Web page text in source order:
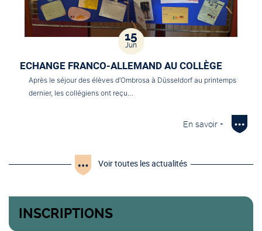
15
Jun
ECHANGE FRANCO-ALLEMAND AU COLLÈGE
Après le séjour des élèves d’Ombrosa à Düsseldorf au printemps
dernier, les collégiens ont reçu…
En savoir +
Voir toutes les actualités
INSCRIPTIONS